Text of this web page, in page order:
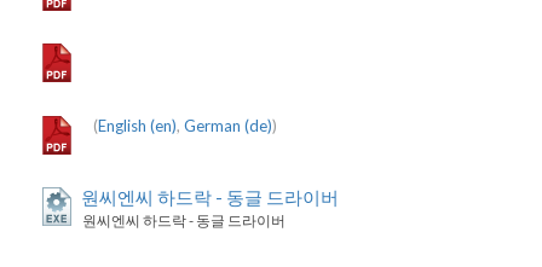
(English (en), German (de))
원씨엔씨 하드락 - 동글 드라이버
원씨엔씨 하드락 - 동글 드라이버